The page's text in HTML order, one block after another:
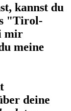
kannst du
"Tirol-
mir
meine
deine